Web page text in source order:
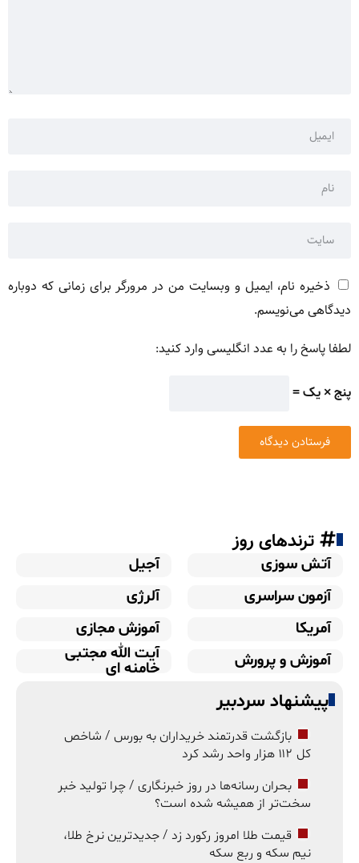
ذخیره نام، ایمیل و وبسایت من در مرورگر برای زمانی که دوباره
دیدگاهی می‌نویسم.
لطفا پاسخ را به عدد انگلیسی وارد کنید:
پنج × یک =
ترندهای روز
آتش سوزی
آجیل
آزمون سراسری
آلرژی
آمریکا
آموزش مجازی
آموزش و پرورش
آیت الله مجتبی
خامنه ای
پیشنهاد سردبیر
بازگشت قدرتمند خریداران به بورس / شاخص
کل ۱۱۲ هزار واحد رشد کرد
بحران رسانه‌ها در روز خبرنگاری / چرا تولید خبر
سخت‌تر از همیشه شده است؟
قیمت طلا امروز رکورد زد / جدیدترین نرخ طلا،
نیم سکه و ربع سکه